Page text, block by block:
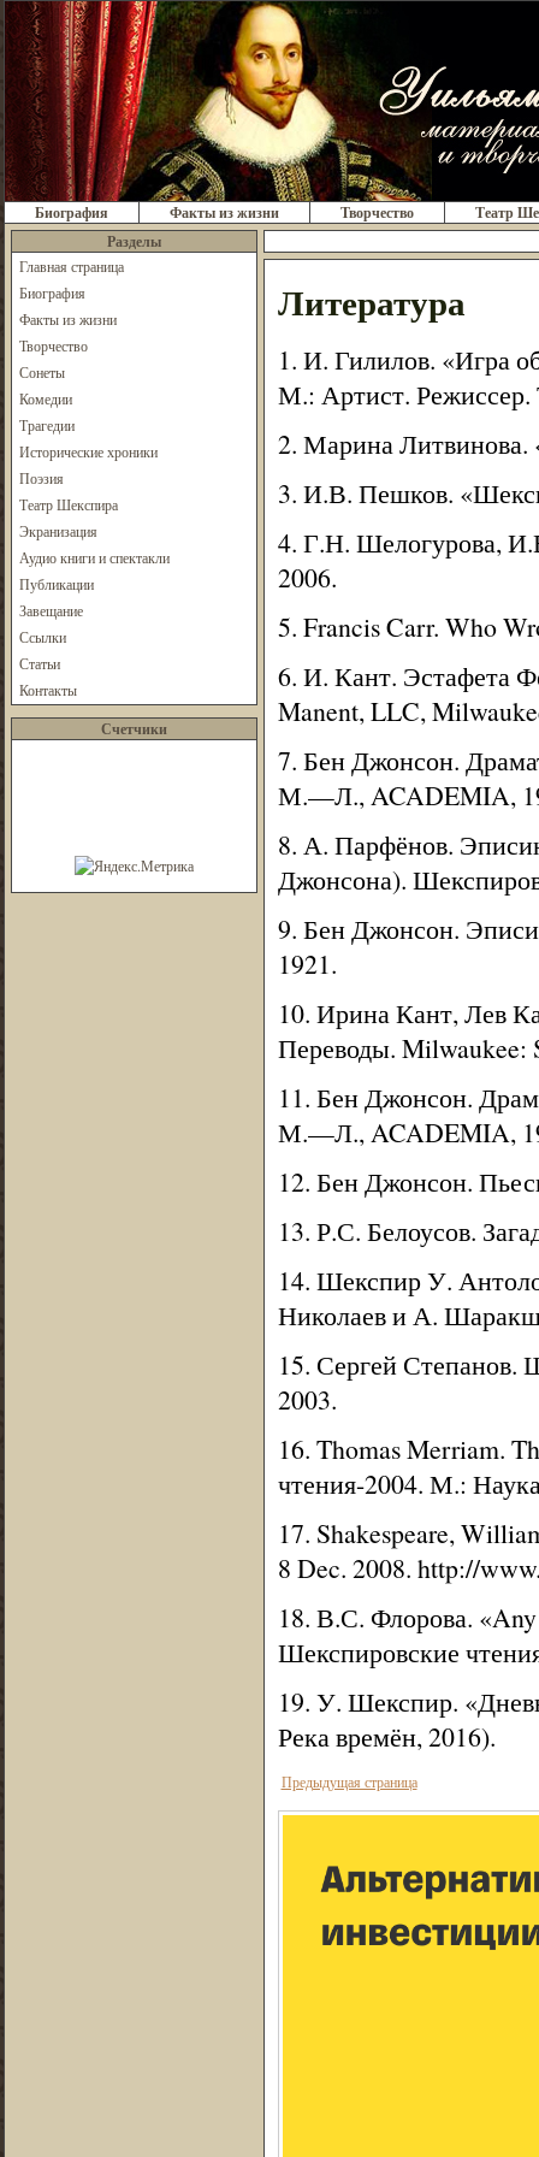
Биография Факты из жизни Творчество
Театр
Разделы
Главная страница
Биография
Факты из жизни
Творчество
Сонеты
Комедии
Трагедии
Исторические хроники
Поэзия
Театр Шекспира
Экранизация
Аудио книги и спектакли
Публикации
Завещание
Ссылки
Статьи
Контакты
Счетчики
Литература
1. И. Гилилов. «Игра
М.: Артист. Режиссер.
2. Марина Литвинова.
3. И.В. Пешков.
4. Г.Н. Шелогурова,
2006.
5. Francis Carr. Who
6. И. Кант. Эстафета
Manent, LLC,
7. Бен Джонсон.
М.—Л., ACADEMIA,
8. А. Парфёнов.
Джонсона).
9. Бен Джонсон.
1921.
10. Ирина Кант, Лев
Переводы. Milwaukee:
11. Бен Джонсон.
М.—Л., ACADEMIA,
12. Бен Джонсон.
13. Р.С. Белоусов.
14. Шекспир У.
Николаев и А.
15. Сергей
2003.
16. Thomas Merriam.
чтения-2004. М.:
17. Shakespeare,
8 Dec. 2008. http://
18. В.С. Флорова.
Шекспировские
19. У. Шекспир.
Река времён, 2016).
Предыдущая страница